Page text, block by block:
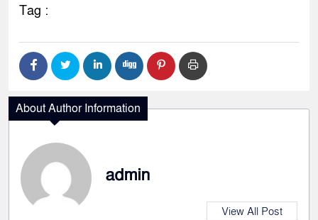
Tag :
About Author Information
admin
View All Post